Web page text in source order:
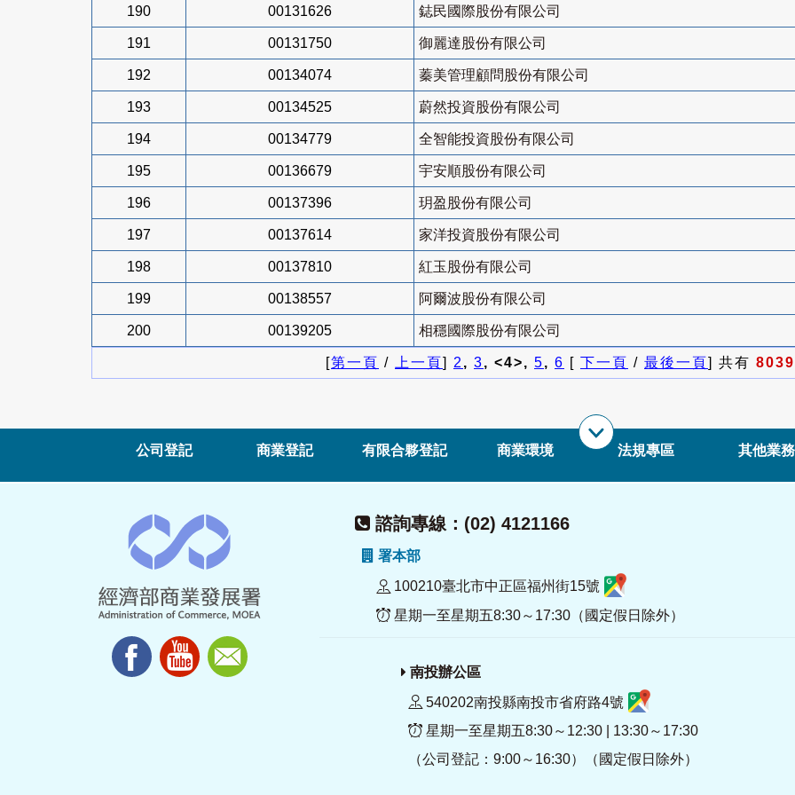
190 00131626 鋕民國際股份有限公司
191 00131750 御麗達股份有限公司
192 00134074 蓁美管理顧問股份有限公司
193 00134525 蔚然投資股份有限公司
194 00134779 全智能投資股份有限公司
195 00136679 宇安順股份有限公司
196 00137396 玥盈股份有限公司
197 00137614 家洋投資股份有限公司
198 00137810 紅玉股份有限公司
199 00138557 阿爾波股份有限公司
200 00139205 相穩國際股份有限公司
[第一頁 / 上一頁] 2, 3, <4>, 5, 6 [ 下一頁 / 最後一頁] 共有 8039
公司登記 商業登記 有限合夥登記 商業環境 法規專區 其他業務
諮詢專線：(02) 4121166
署本部
100210臺北市中正區福州街15號
星期一至星期五8:30～17:30（國定假日除外）
南投辦公區
540202南投縣南投市省府路4號
星期一至星期五8:30～12:30 | 13:30～17:30
（公司登記：9:00～16:30）（國定假日除外）